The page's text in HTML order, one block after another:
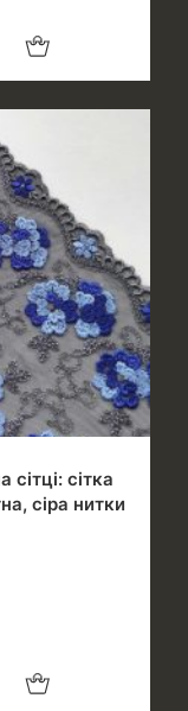
в кошик
сітка
сіра нитки
в кошик